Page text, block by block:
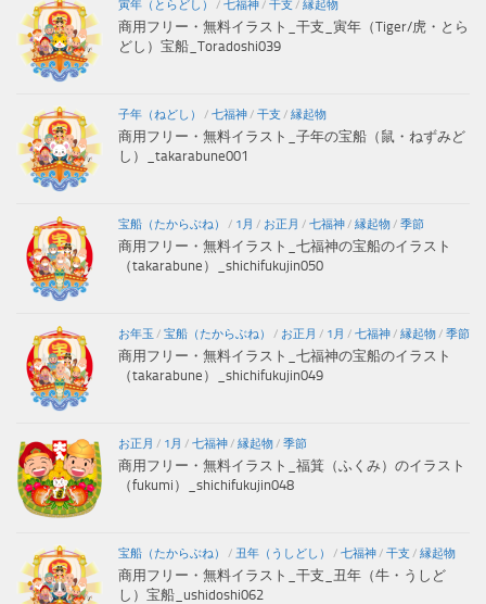
寅年（とらどし） / 七福神/ 干支 / 縁起物
商用フリー・無料イラスト_干支_寅年（Tiger/虎・とら
どし）宝船_Toradoshi039
子年（ねどし） / 七福神/ 干支 / 縁起物
商用フリー・無料イラスト_子年の宝船（鼠・ねずみど
し）_takarabune001
宝船（たからぶね） / 1月 / お正月 / 七福神/ 縁起物/ 季節
商用フリー・無料イラスト_七福神の宝船のイラスト
（takarabune）_shichifukujin050
お年玉 / 宝船（たからぶね） / お正月 / 1月 / 七福神/ 縁起物/ 季節
商用フリー・無料イラスト_七福神の宝船のイラスト
（takarabune）_shichifukujin049
お正月 / 1月 / 七福神/ 縁起物/ 季節
商用フリー・無料イラスト_福箕（ふくみ）のイラスト
（fukumi）_shichifukujin048
宝船（たからぶね） / 丑年（うしどし） / 七福神/ 干支 / 縁起物
商用フリー・無料イラスト_干支_丑年（牛・うしど
し）宝船_ushidoshi062